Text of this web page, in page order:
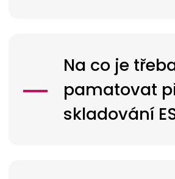
Na co je
pamatovat
skladování